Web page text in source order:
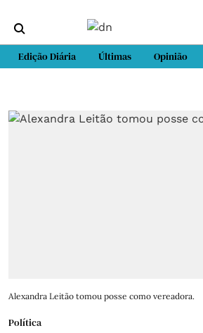
Edição Diária Últimas Opinião
Alexandra Leitão tomou posse como vereadora.
Política